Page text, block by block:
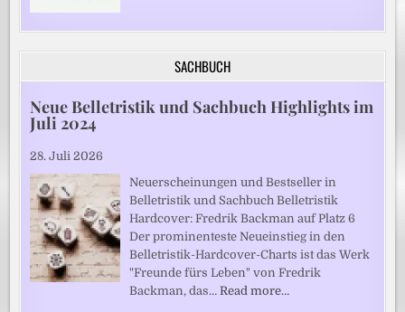
SACHBUCH
Neue Belletristik und Sachbuch Highlights im
Juli 2024
28. Juli 2026
Neuerscheinungen und Bestseller in
Belletristik und Sachbuch Belletristik
Hardcover: Fredrik Backman auf Platz 6
Der prominenteste Neueinstieg in den
Belletristik-Hardcover-Charts ist das Werk
"Freunde fürs Leben" von Fredrik
Backman, das…Read more…